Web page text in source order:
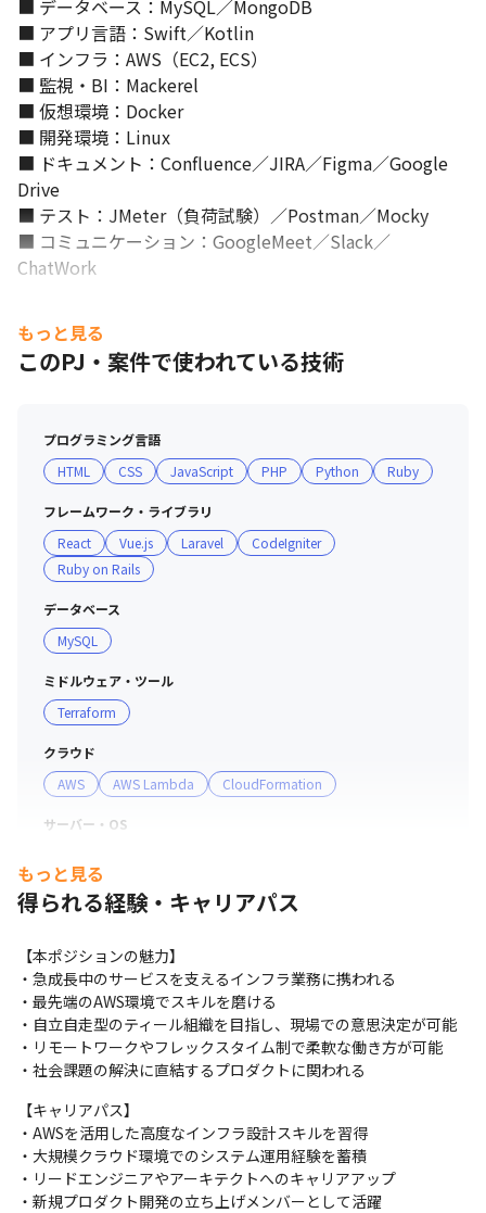
■ データベース：MySQL／MongoDB
■ アプリ言語：Swift／Kotlin
■ インフラ：AWS（EC2, ECS）
■ 監視・BI：Mackerel
■ 仮想環境：Docker
■ 開発環境：Linux
■ ドキュメント：Confluence／JIRA／Figma／Google
Drive
■ テスト：JMeter（負荷試験）／Postman／Mocky
■ コミュニケーション：GoogleMeet／Slack／
ChatWork
もっと見る
このPJ・案件で使われている技術
プログラミング言語
HTML
CSS JavaScript PHP Python Ruby
フレームワーク・ライブラリ
React
Vue.js Laravel
CodeIgniter
Ruby on Rails
データベース
MySQL
ミドルウェア・ツール
Terraform
クラウド
AWS
AWS Lambda CloudFormation
サーバー・OS
プロジェクト管理
支給PC
現場で選択可能（Windows/Mac）
もっと見る
得られる経験・キャリアパス
【本ポジションの魅力】
・急成長中のサービスを支えるインフラ業務に携われる
・最先端のAWS環境でスキルを磨ける
・自立自走型のティール組織を目指し、現場での意思決定が可能
・リモートワークやフレックスタイム制で柔軟な働き方が可能
・社会課題の解決に直結するプロダクトに関われる
【キャリアパス】
・AWSを活用した高度なインフラ設計スキルを習得
・大規模クラウド環境でのシステム運用経験を蓄積
・リードエンジニアやアーキテクトへのキャリアアップ
・新規プロダクト開発の立ち上げメンバーとして活躍